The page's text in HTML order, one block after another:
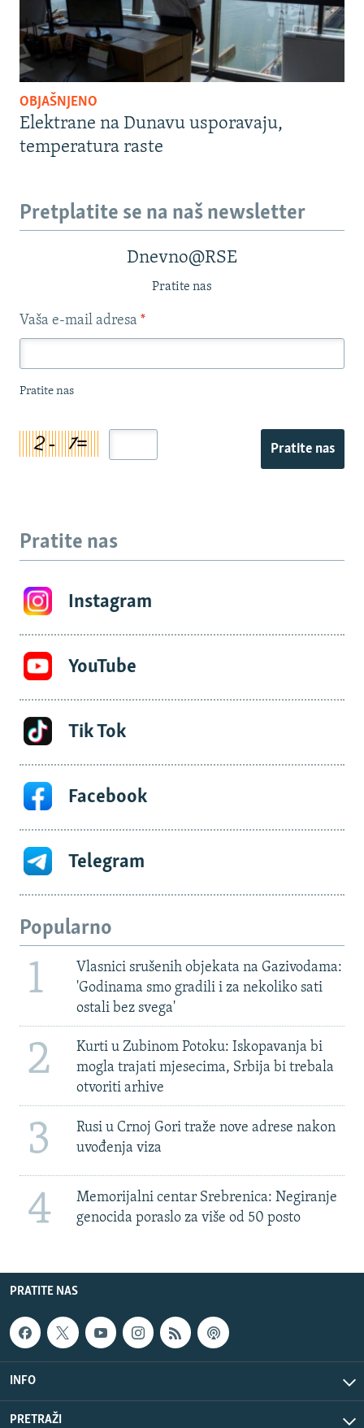
OBJAŠNJENO
Elektrane na Dunavu usporavaju,
temperatura raste
Pretplatite se na naš newsletter
Dnevno@RSE
Pratite nas
Vaša e-mail adresa *
Pratite nas
Pratite nas
Pratite nas
Instagram
YouTube
Tik Tok
Facebook
Telegram
Popularno
1
Vlasnici srušenih objekata na Gazivodama:
'Godinama smo gradili i za nekoliko sati
ostali bez svega'
2
Kurti u Zubinom Potoku: Iskopavanja bi
mogla trajati mjesecima, Srbija bi trebala
otvoriti arhive
3
Rusi u Crnoj Gori traže nove adrese nakon
uvođenja viza
4
Memorijalni centar Srebrenica: Negiranje
genocida poraslo za više od 50 posto
PRATITE NAS
INFO
PRETRAŽI